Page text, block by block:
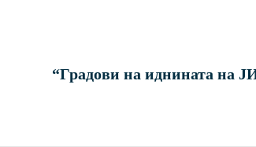
“Градови на иднината на